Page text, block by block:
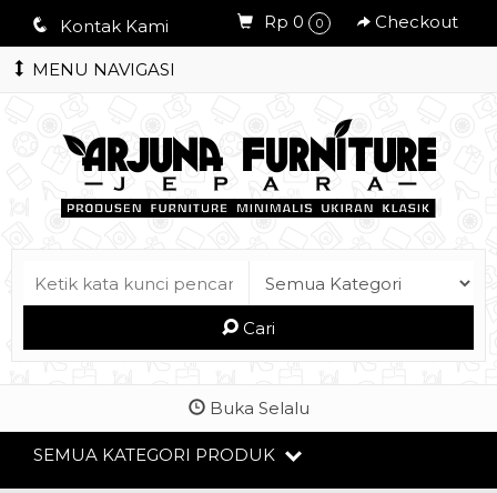
q Kontak Kami Rp 0 0 Checkout
MENU NAVIGASI
Cari
Buka Selalu
SEMUA KATEGORI PRODUK